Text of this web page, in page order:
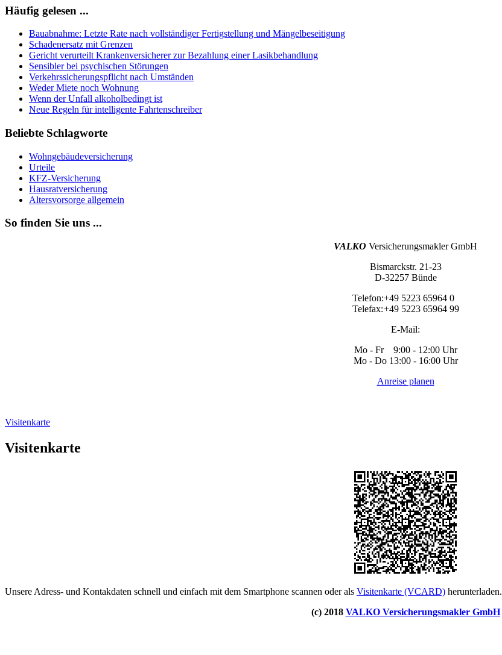
Häufig gelesen ...
Bauabnahme: Letzte Rate nach vollständiger Fertigstellung und Mängelbeseitigung
Schadenersatz mit Grenzen
Gericht verurteilt Krankenversicherer zur Bezahlung einer Lasikbehandlung
Sensibler bei psychischen Störungen
Verkehrssicherungspflicht nach Umständen
Weder Miete noch Wohnung
Wenn der Unfall alkoholbedingt ist
Neue Regeln für intelligente Fahrtenschreiber
Beliebte Schlagworte
Wohngebäudeversicherung
Urteile
KFZ-Versicherung
Hausratversicherung
Altersvorsorge allgemein
So finden Sie uns ...
VALKO Versicherungsmakler GmbH
Bismarckstr. 21-23
D-32257 Bünde
Telefon:+49 5223 65964 0
Telefax:+49 5223 65964 99
E-Mail:
Mo - Fr 9:00 - 12:00 Uhr
Mo - Do 13:00 - 16:00 Uhr
Anreise planen
Visitenkarte
Visitenkarte
Unsere Adress- und Kontakdaten schnell und einfach mit dem Smartphone scannen oder als Visitenkarte (VCARD) herunterladen.
(c) 2018 VALKO Versicherungsmakler GmbH